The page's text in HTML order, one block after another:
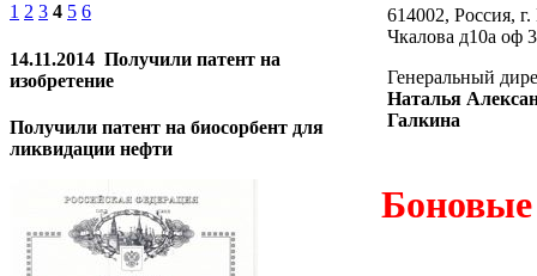
1 2 3 4 5 6
14.11.2014 Получили патент на
изобретение
Получили патент на биосорбент для
ликвидации нефти
614002, Россия,
Чкалова д10а оф 3
Генеральный
Наталья
Галкина